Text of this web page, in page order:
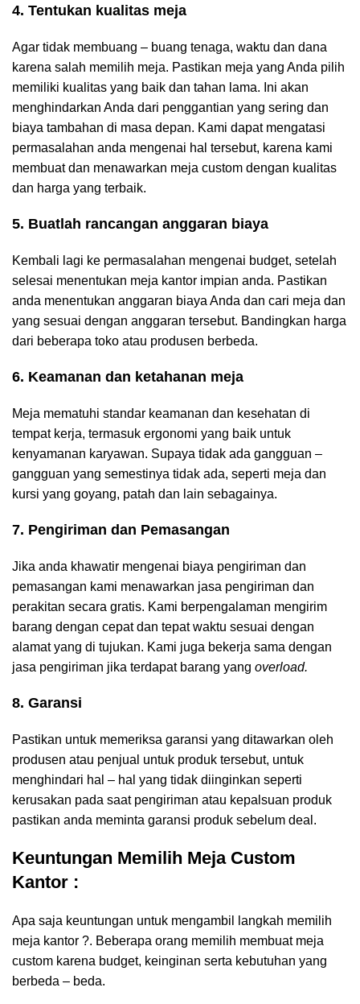
4. Tentukan kualitas meja
Agar tidak membuang – buang tenaga, waktu dan dana
karena salah memilih meja. Pastikan meja yang Anda pilih
memiliki kualitas yang baik dan tahan lama. Ini akan
menghindarkan Anda dari penggantian yang sering dan
biaya tambahan di masa depan. Kami dapat mengatasi
permasalahan anda mengenai hal tersebut, karena kami
membuat dan menawarkan meja custom dengan kualitas
dan harga yang terbaik.
5. Buatlah rancangan anggaran biaya
Kembali lagi ke permasalahan mengenai budget, setelah
selesai menentukan meja kantor impian anda. Pastikan
anda menentukan anggaran biaya Anda dan cari meja dan
yang sesuai dengan anggaran tersebut. Bandingkan harga
dari beberapa toko atau produsen berbeda.
6. Keamanan dan ketahanan meja
Meja mematuhi standar keamanan dan kesehatan di
tempat kerja, termasuk ergonomi yang baik untuk
kenyamanan karyawan. Supaya tidak ada gangguan –
gangguan yang semestinya tidak ada, seperti meja dan
kursi yang goyang, patah dan lain sebagainya.
7. Pengiriman dan Pemasangan
Jika anda khawatir mengenai biaya pengiriman dan
pemasangan kami menawarkan jasa pengiriman dan
perakitan secara gratis. Kami berpengalaman mengirim
barang dengan cepat dan tepat waktu sesuai dengan
alamat yang di tujukan. Kami juga bekerja sama dengan
jasa pengiriman jika terdapat barang yang overload.
8. Garansi
Pastikan untuk memeriksa garansi yang ditawarkan oleh
produsen atau penjual untuk produk tersebut, untuk
menghindari hal – hal yang tidak diinginkan seperti
kerusakan pada saat pengiriman atau kepalsuan produk
pastikan anda meminta garansi produk sebelum deal.
Keuntungan Memilih Meja Custom
Kantor :
Apa saja keuntungan untuk mengambil langkah memilih
meja kantor ?. Beberapa orang memilih membuat meja
custom karena budget, keinginan serta kebutuhan yang
berbeda – beda.